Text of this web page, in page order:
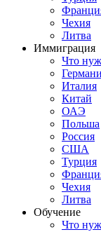
Чехия
Литва
Иммиграция
Что
Италия
Китай
ОАЭ
Польша
Россия
США
Турция
Чехия
Литва
Обучение
Что